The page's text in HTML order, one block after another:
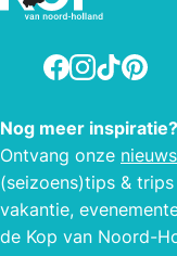
Facebook
Instagram
TikTok
Nog meer inspiratie?
Ontvang onze
(seizoens)tips &
vakantie,
de Kop van Noord-